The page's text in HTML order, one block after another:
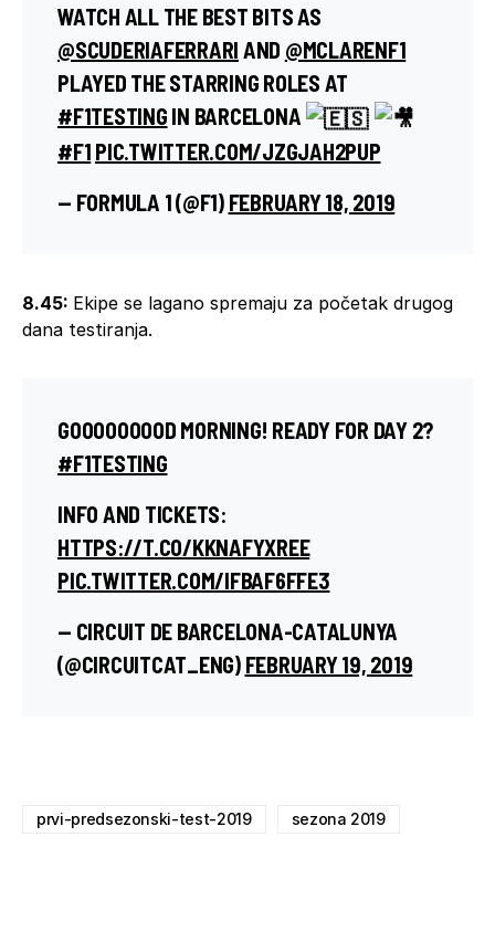
WATCH ALL THE BEST BITS AS
@SCUDERIAFERRARI AND @MCLARENF1
PLAYED THE STARRING ROLES AT
#F1TESTING IN BARCELONA
#F1 PIC.TWITTER.COM/JZGJAH2PUP
— FORMULA 1 (@F1) FEBRUARY 18, 2019
8.45: Ekipe se lagano spremaju za početak drugog
dana testiranja.
GOOOOOOOOD MORNING! READY FOR DAY 2?
#F1TESTING
INFO AND TICKETS:
HTTPS://T.CO/KKNAFYXREE
PIC.TWITTER.COM/IFBAF6FFE3
— CIRCUIT DE BARCELONA-CATALUNYA
(@CIRCUITCAT_ENG) FEBRUARY 19, 2019
prvi-predsezonski-test-2019 sezona 2019